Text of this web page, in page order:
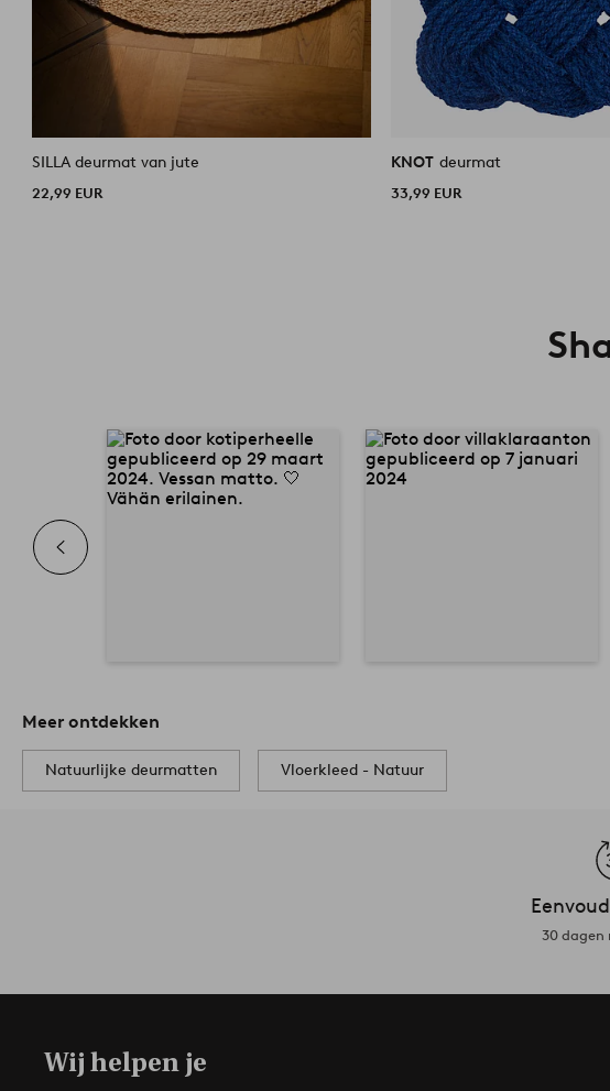
SILLA deurmat van jute
22,99 EUR
KNOT deurmat
33,99 EUR
Meer ontdekken
Natuurlijke deurmatten Vloerkleed - Natuur
30 dagen
Wij helpen je